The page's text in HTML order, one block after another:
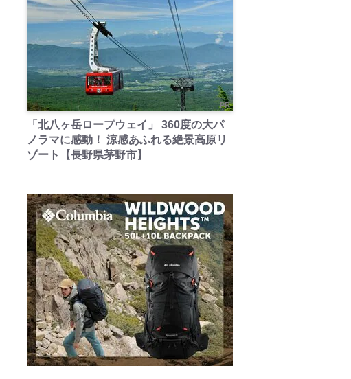
PR
「北八ヶ岳ロープウェイ」 360度の大パ
ノラマに感動！ 涼感あふれる絶景高原リ
ゾート【長野県茅野市】